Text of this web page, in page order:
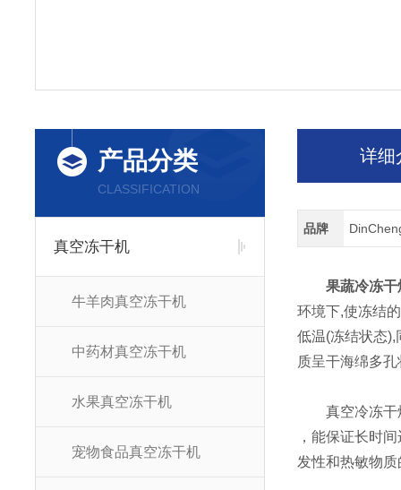
产品分类
CLASSIFICATION
真空冻干机
牛羊肉真空冻干机
中药材真空冻干机
水果真空冻干机
宠物食品真空冻干机
详细
品牌
果蔬冷冻
环境下,使冻结
低温(冻结状态
质呈干海绵多孔
真空冷冻干燥
，能保证长时
发性和热敏物